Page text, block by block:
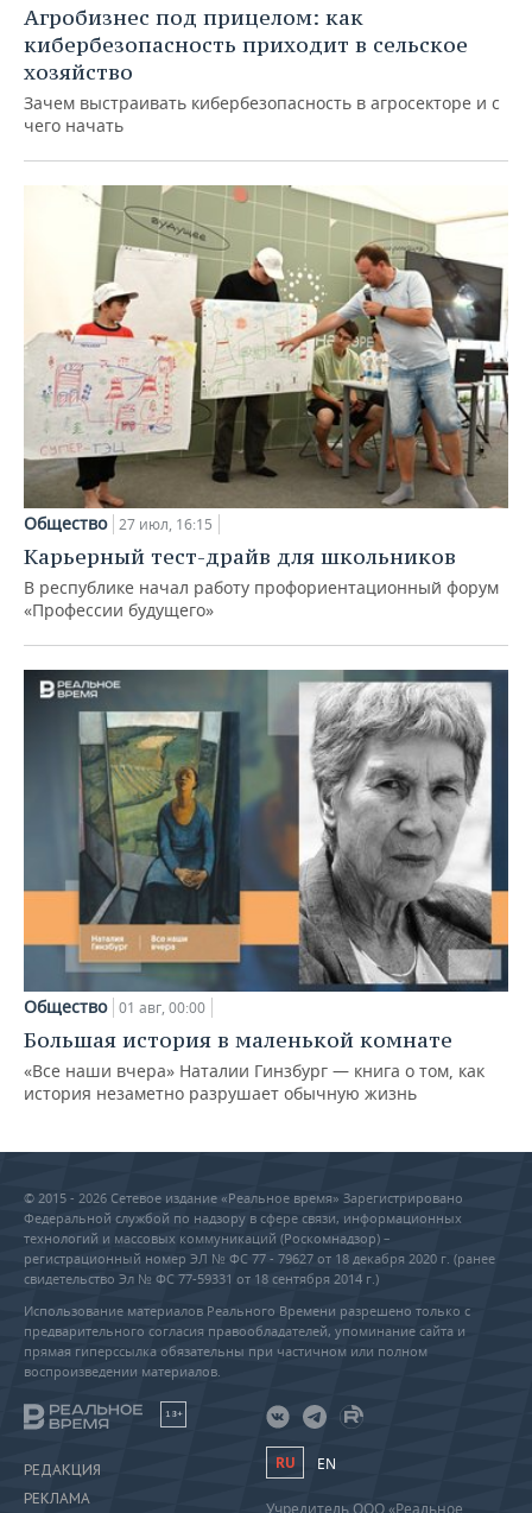
Агробизнес под прицелом: как
кибербезопасность приходит в сельское
хозяйство
Зачем выстраивать кибербезопасность в агросекторе и с
чего начать
Общество 27 июл, 16:15
Карьерный тест-драйв для школьников
В республике начал работу профориентационный форум
«Профессии будущего»
Общество 01 авг, 00:00
Большая история в маленькой комнате
«Все наши вчера» Наталии Гинзбург — книга о том, как
история незаметно разрушает обычную жизнь
© 2015 - 2026 Сетевое издание «Реальное время» Зарегистрировано
Федеральной службой по надзору в сфере связи, информационных
технологий и массовых коммуникаций (Роскомнадзор) –
регистрационный номер ЭЛ № ФС 77 - 79627 от 18 декабря 2020 г. (ранее
свидетельство Эл № ФС 77-59331 от 18 сентября 2014 г.)
Использование материалов Реального Времени разрешено только с
предварительного согласия правообладателей, упоминание сайта и
прямая гиперссылка обязательны при частичном или полном
воспроизведении материалов.
18+
РЕДАКЦИЯ
РЕКЛАМА
RU EN